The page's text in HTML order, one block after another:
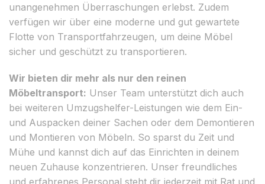
unangenehmen Überraschungen erlebst. Zudem
verfügen wir über eine moderne und gut gewartete
Flotte von Transportfahrzeugen, um deine Möbel
sicher und geschützt zu transportieren.
Wir bieten dir mehr als nur den reinen
Möbeltransport: Unser Team unterstützt dich auch
bei weiteren Umzugshelfer-Leistungen wie dem Ein-
und Auspacken deiner Sachen oder dem Demontieren
und Montieren von Möbeln. So sparst du Zeit und
Mühe und kannst dich auf das Einrichten in deinem
neuen Zuhause konzentrieren. Unser freundliches
und erfahrenes Personal steht dir jederzeit mit Rat und